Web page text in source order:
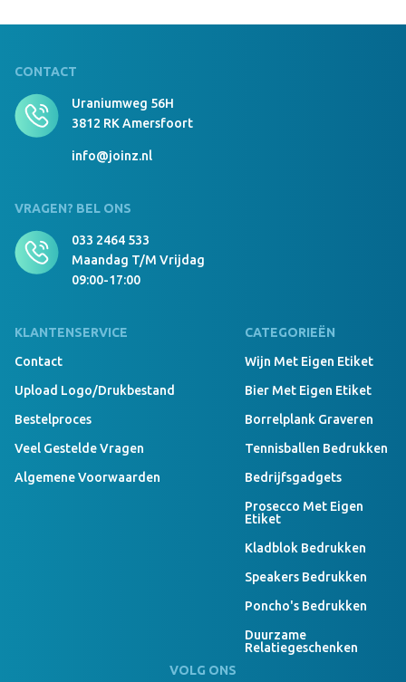
Fles Dumont AMA
CONTACT
Uraniumweg 56H
3812 RK Amersfoort
info@joinz.nl
VRAGEN? BEL ONS
033 2464 533
Maandag T/m Vrijdag
09:00-17:00
KLANTENSERVICE
Contact
Upload Logo/drukbestand
Bestelproces
Veel Gestelde Vragen
Algemene Voorwaarden
CATEGORIEËN
Wijn Met Eigen Etiket
Bier Met Eigen Etiket
Borrelplank Graveren
Tennisballen Bedrukken
Bedrijfsgadgets
Prosecco Met Eigen
Etiket
Kladblok Bedrukken
Speakers Bedrukken
Poncho's Bedrukken
Duurzame
Relatiegeschenken
VOLG ONS